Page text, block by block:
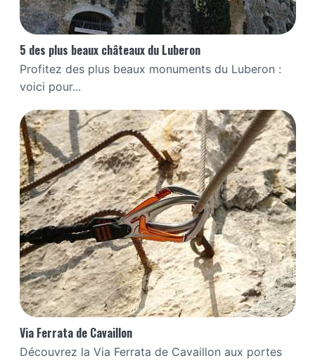
5 des plus beaux châteaux du Luberon
Profitez des plus beaux monuments du Luberon :
voici pour...
Via Ferrata de Cavaillon
Découvrez la Via Ferrata de Cavaillon aux portes